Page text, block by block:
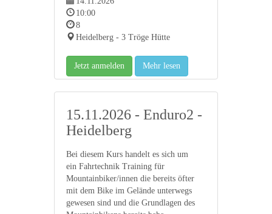
10:00
8
Heidelberg - 3 Tröge Hütte
Jetzt anmelden Mehr lesen
15.11.2026 - Enduro2 -
Heidelberg
Bei diesem Kurs handelt es sich um
ein Fahrtechnik Training für
Mountainbiker/innen die bereits öfter
mit dem Bike im Gelände unterwegs
gewesen sind und die Grundlagen des